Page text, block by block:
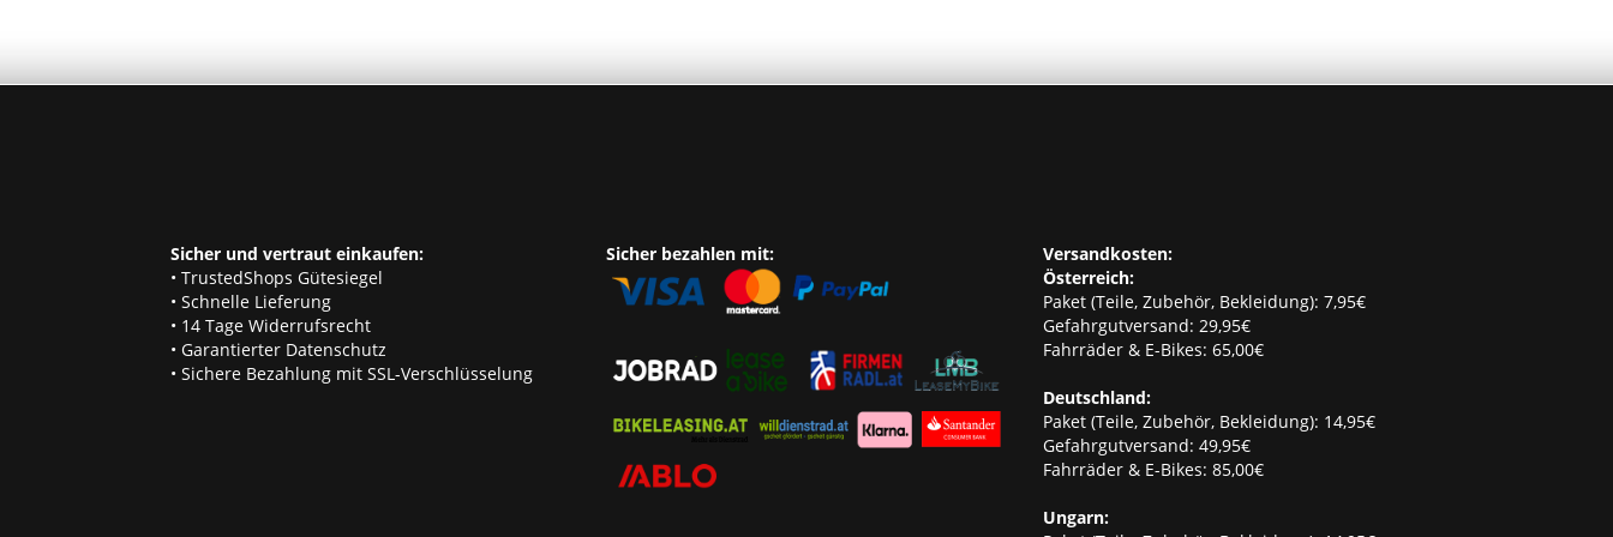
Sicher und vertraut einkaufen:
• TrustedShops Gütesiegel
• Schnelle Lieferung
• 14 Tage Widerrufsrecht
• Garantierter Datenschutz
• Sichere Bezahlung mit SSL-Verschlüsselung
Sicher bezahlen mit:
Versandkosten:
Österreich:
Paket (Teile, Zubehör, Bekleidung): 7,95€
Gefahrgutversand: 29,95€
Fahrräder & E-Bikes: 65,00€
Deutschland:
Paket (Teile, Zubehör, Bekleidung): 14,95€
Gefahrgutversand: 49,95€
Fahrräder & E-Bikes: 85,00€
Ungarn: